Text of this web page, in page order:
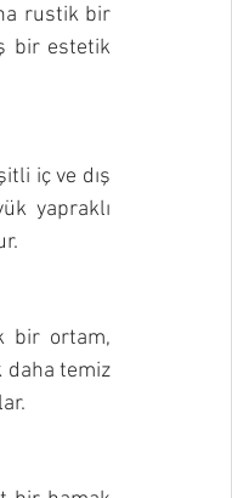
rustik bir
bir estetik
iç ve dış
yapraklı
bir ortam,
daha temiz